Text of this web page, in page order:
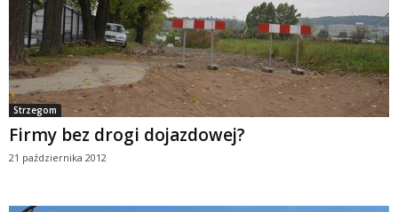
Strzegom
Firmy bez drogi dojazdowej?
21 października 2012